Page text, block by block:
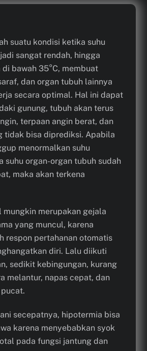
suatu kondisi ketika suhu
sangat rendah, hingga
bawah 35°C, membuat
dan organ tubuh lainnya
secara optimal. Hal ini dapat
gunung, tubuh akan terus
terpaan angin berat, dan
tidak bisa diprediksi. Apabila
menormalkan suhu
suhu organ-organ tubuh sudah
maka akan terkena
mungkin merupakan gejala
yang muncul, karena
respon pertahanan otomatis
diri. Lalu diikuti
sedikit kebingungan, kurang
melantur, napas cepat, dan
secepatnya, hipotermia bisa
karena menyebabkan syok
pada fungsi jantung dan